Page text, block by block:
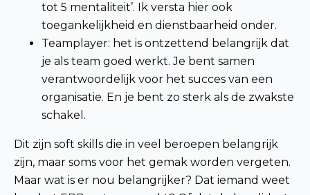
tot 5 mentaliteit’. Ik versta hier ook
toegankelijkheid en dienstbaarheid onder.
Teamplayer: het is ontzettend belangrijk dat
je als team goed werkt. Je bent samen
verantwoordelijk voor het succes van een
organisatie. En je bent zo sterk als de zwakste
schakel.
Dit zijn soft skills die in veel beroepen belangrijk
zijn, maar soms voor het gemak worden vergeten.
Maar wat is er nou belangrijker? Dat iemand weet